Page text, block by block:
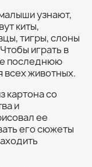
узнают,
киты,
тигры, слоны
играть в
последнюю
всех животных.
картона со
и
ее
его сюжеты